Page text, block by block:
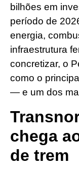
bilhões em
período de
energia,
infraestrutura
concretizar, o
como o
— e um dos
chega
de trem